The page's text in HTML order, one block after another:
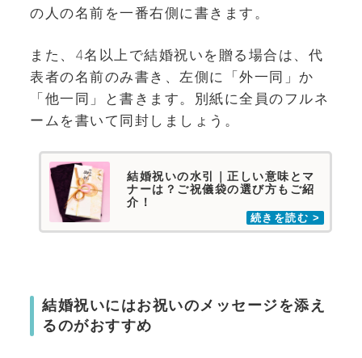
の人の名前を一番右側に書きます。
また、4名以上で結婚祝いを贈る場合は、代
表者の名前のみ書き、左側に「外一同」か
「他一同」と書きます。別紙に全員のフルネ
ームを書いて同封しましょう。
結婚祝いの水引｜正しい意味とマ
ナーは？ご祝儀袋の選び方もご紹
介！
結婚祝いにはお祝いのメッセージを添え
るのがおすすめ